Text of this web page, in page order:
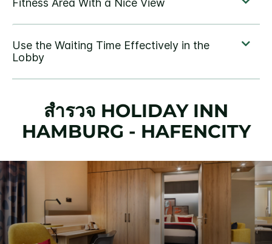
สำรวจ HOLIDAY INN
HAMBURG - HAFENCITY